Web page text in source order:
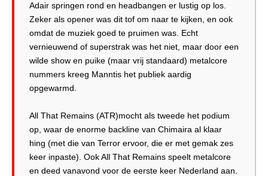
Adair springen rond en headbangen er lustig op los.
Zeker als opener was dit tof om naar te kijken, en ook
omdat de muziek goed te pruimen was. Echt
vernieuwend of superstrak was het niet, maar door een
wilde show en puike (maar vrij standaard) metalcore
nummers kreeg Manntis het publiek aardig
opgewarmd.
All That Remains (ATR)mocht als tweede het podium
op, waar de enorme backline van Chimaira al klaar
hing (met die van Terror ervoor, die er met gemak zes
keer inpaste). Ook All That Remains speelt metalcore
en deed vanavond voor de eerste keer Nederland aan.